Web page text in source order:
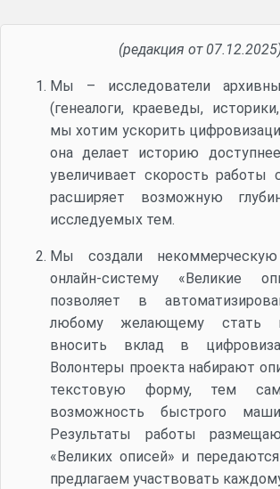
(редакция от
Мы – исследователи
(генеалоги, краеведы,
мы хотим ускорить
она делает историю
увеличивает скорость работы
расширяет возможную
исследуемых тем.
Мы создали
онлайн-систему «Великие
позволяет в
любому желающему стать
вносить вклад в
Волонтеры проекта набирают
текстовую форму, тем
возможность быстрого
Результаты работы
«Великих описей» и
предлагаем участвовать